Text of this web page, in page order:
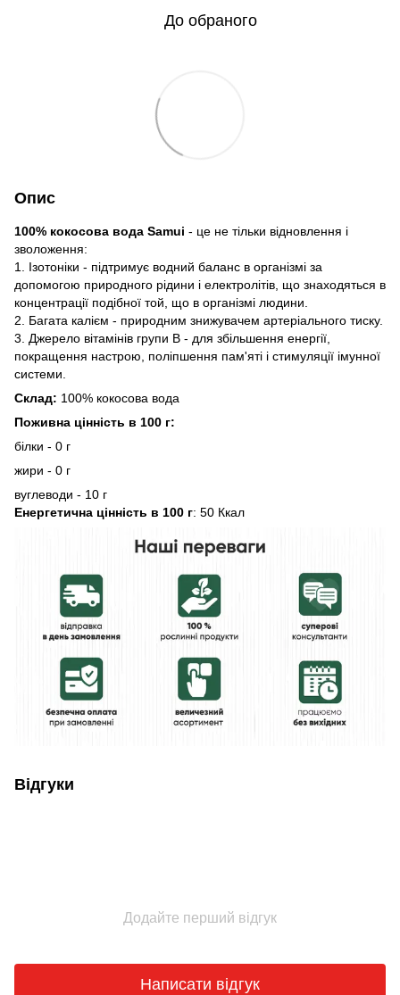
До обраного
Опис
100% кокосова вода Samui - це не тільки відновлення і
зволоження:
1. Ізотоніки - підтримує водний баланс в організмі за
допомогою природного рідини і електролітів, що знаходяться в
концентрації подібної той, що в організмі людини.
2. Багата калієм - природним знижувачем артеріального тиску.
3. Джерело вітамінів групи B - для збільшення енергії,
покращення настрою, поліпшення пам'яті і стимуляції імунної
системи.
Склад: 100% кокосова вода
Поживна цінність в 100 г:
білки - 0 г
жири - 0 г
вуглеводи - 10 г
Енергетична цінність в 100 г: 50 Ккал
Відгуки
Додайте перший відгук
Написати відгук